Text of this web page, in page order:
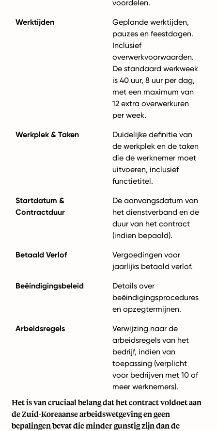
voordelen.
Werktijden
Geplande werktijden,
pauzes en feestdagen.
Inclusief
overwerkvoorwaarden.
De standaard werkweek
is 40 uur, 8 uur per dag,
met een maximum van
12 extra overwerkuren
per week.
Werkplek & Taken
Duidelijke definitie van
de werkplek en de taken
die de werknemer moet
uitvoeren, inclusief
functietitel.
Startdatum &
Contractduur
De aanvangsdatum van
het dienstverband en de
duur van het contract
(indien bepaald).
Betaald Verlof
Vergoedingen voor
jaarlijks betaald verlof.
Beëindigingsbeleid
Details over
beëindigingsprocedures
en opzegtermijnen.
Arbeidsregels
Verwijzing naar de
arbeidsregels van het
bedrijf, indien van
toepassing (verplicht
voor bedrijven met 10 of
meer werknemers).
Het is van cruciaal belang dat het contract voldoet aan
de Zuid-Koreaanse arbeidswetgeving en geen
bepalingen bevat die minder gunstig zijn dan de